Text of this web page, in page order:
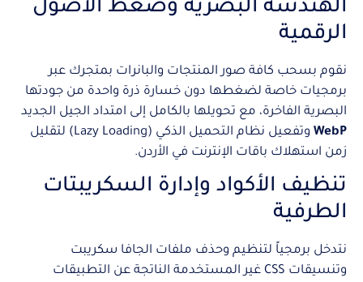
الهندسة البصرية وضغط الأصول
الرقمية
نقوم بسحب كافة صور المنتجات والبانرات بمتجرك عبر
برمجيات خاصة لضغطها دون خسارة ذرة واحدة من جودتها
البصرية الفاخرة، مع تحويلها بالكامل إلى امتداد الجيل الجديد
WebP
وتفعيل نظام التحميل الذكي (Lazy Loading) لتقليل
زمن استهلاك باقات الإنترنت في الأردن.
تنظيف الأكواد وإدارة السكريبتات
الطرفية
نتدخل برمجياً لتنظيم وحذف ملفات الجافا سكريبت
وتنسيقات CSS غير المستخدمة الناتجة عن التطبيقات